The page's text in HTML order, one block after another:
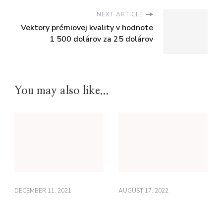
NEXT ARTICLE
Vektory prémiovej kvality v hodnote
1 500 dolárov za 25 dolárov
You may also like...
DECEMBER 11, 2021 AUGUST 17, 2022